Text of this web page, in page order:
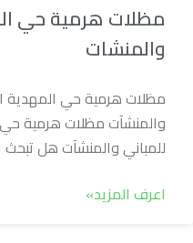
مظلات هرمية حي
والمنشات
مظلات هرمية حي المهدية
والمنشآت مظلات هرمية
للمباني والمنشآت هل تبحث
اعرف المزيد»